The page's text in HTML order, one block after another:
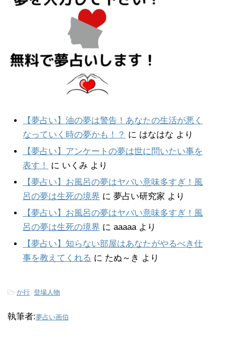
【夢占い】油の夢は警告！あなたの生活が悪く
なっていく時の夢かも！？ に はなはな より
【夢占い】アンケートの夢は世に問いたい事を
表す！
に いくみ より
【夢占い】お風呂の夢はヤバい意味多すぎ！風
呂の夢は生死の境界 に 夢占い研究家 より
【夢占い】お風呂の夢はヤバい意味多すぎ！風
呂の夢は生死の境界 に aaaaaより
【夢占い】知らない部屋はあなたがやるべき仕
事を教えてくれる に たぬ～き より
-か行, 登場人物
執筆者:夢占い画伯